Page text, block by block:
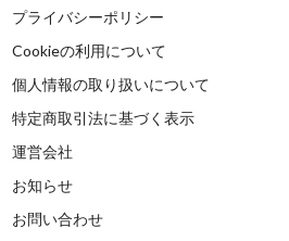
プライバシーポリシー
Cookieの利用について
個人情報の取り扱いについて
特定商取引法に基づく表示
運営会社
お知らせ
お問い合わせ